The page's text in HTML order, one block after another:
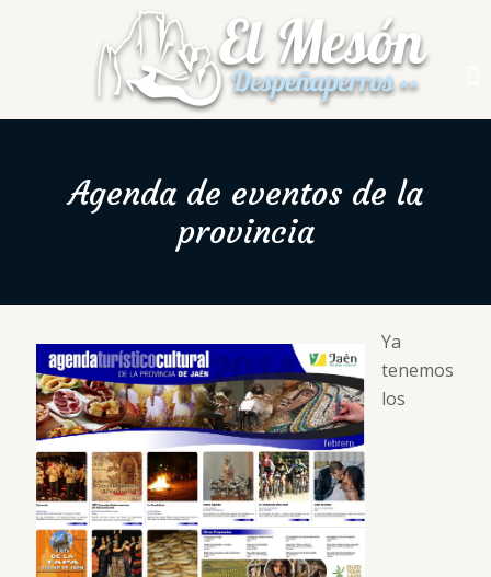
Agenda de eventos de la
provincia
Ya
tenemos
los